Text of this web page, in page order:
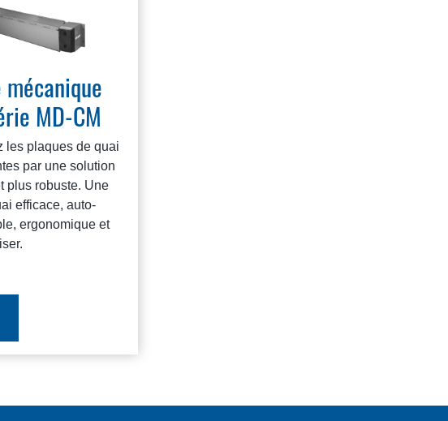
MD-CM
les plaques de quai
par une solution
plus robuste. Une
efficace, auto-
ergonomique et